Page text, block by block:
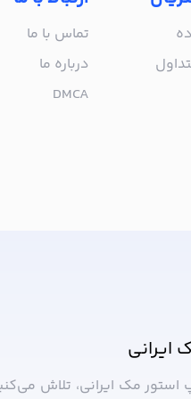
تماس با ما
درباره‌ ما
DMCA
ایرانی
مک ایرانی، تلاش